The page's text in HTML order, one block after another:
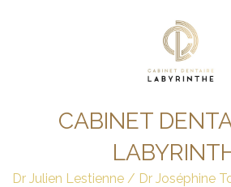
CABINET
Dr Julien Lestienne / Dr Joséphine